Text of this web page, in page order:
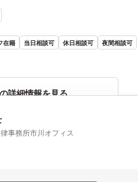
在籍 当日相談可 休日相談可 夜間相談可
詳細情報を見る
事務所市川オフィス